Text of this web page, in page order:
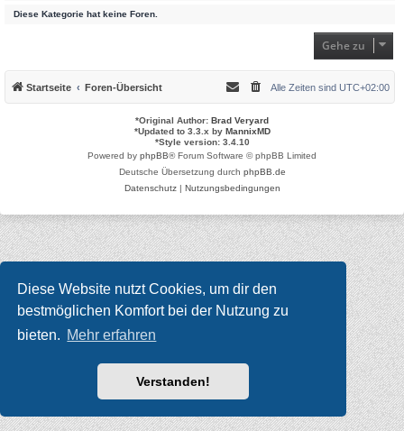
Diese Website nutzt Cookies, um dir den
bestmöglichen Komfort bei der Nutzung zu
bieten. Mehr erfahren
Verstanden!
Diese Kategorie hat keine Foren.
Gehe zu
Startseite Foren-Übersicht Alle Zeiten sind UTC+02:00
*Original Author: Brad Veryard
*Updated to 3.3.x by MannixMD
*Style version: 3.4.10
Powered by phpBB® Forum Software © phpBB Limited
Deutsche Übersetzung durch phpBB.de
Datenschutz| Nutzungsbedingungen